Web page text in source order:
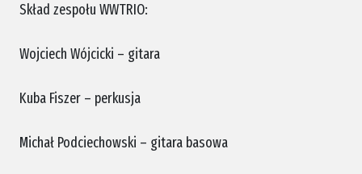
Skład zespołu WWTRIO:
Wojciech Wójcicki – gitara
Kuba Fiszer – perkusja
Michał Podciechowski – gitara basowa